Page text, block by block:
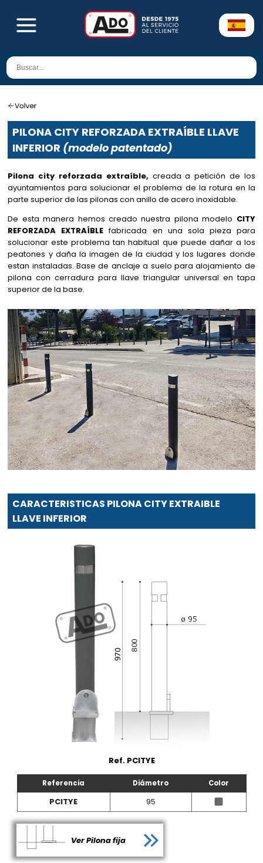
PILONA CITY REFORZADA EXTRAÍBLE LLAVE
INFERIOR (modelo patentado)
Pilona city reforzada extraíble, creada a petición de los
ayuntamientos para solucionar el problema de la rotura en la
parte superior de las pilonas con anillo de acero inoxidable.
De esta manera hemos creado nuestra pilona modelo CITY
REFORZADA EXTRAÍBLE fabricada en una sola pieza para
solucionar este problema tan habitual que puede dañar a los
peatones y daña la imagen de la ciudad y los lugares donde
estan instaladas. Base de anclaje a suelo para alojamiento de
pilona con cerradura para llave triangular universal en tapa
superior de la base.
CARACTERISTICAS PILONA CITY EXTRAIBLE
LLAVE INFERIOR
Ref. PCITYE
Referencia Diámetro Color
PCITYE 95
Ver Pilona fija